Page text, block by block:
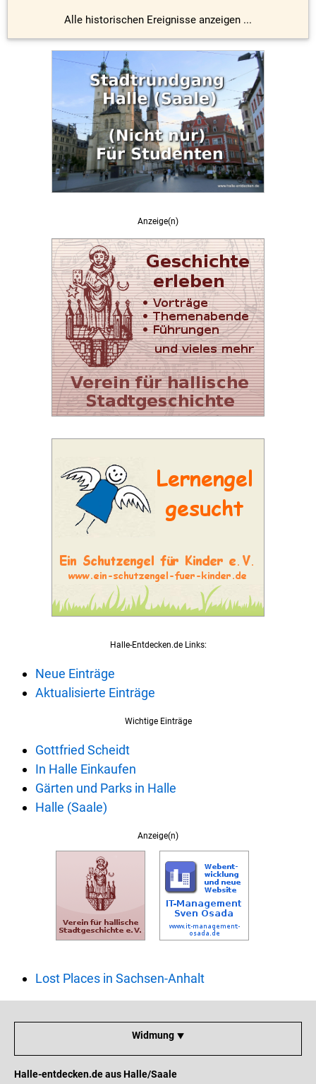
Alle historischen Ereignisse anzeigen ...
Anzeige(n)
Halle-Entdecken.de Links:
Neue Einträge
Aktualisierte Einträge
Wichtige Einträge
Gottfried Scheidt
In Halle Einkaufen
Gärten und Parks in Halle
Halle (Saale)
Anzeige(n)
Lost Places in Sachsen-Anhalt
Widmung ⯆
Halle-entdecken.de aus Halle/Saale